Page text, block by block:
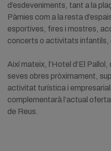
d’esdeveniments, tant a la
Pàmies com a la resta
esportives, fires i mostres,
concerts o activitats infantils,
Així mateix, l’Hotel d’El
seves obres pròximament,
activitat turística i empresarial
complementarà l’actual
de Reus.